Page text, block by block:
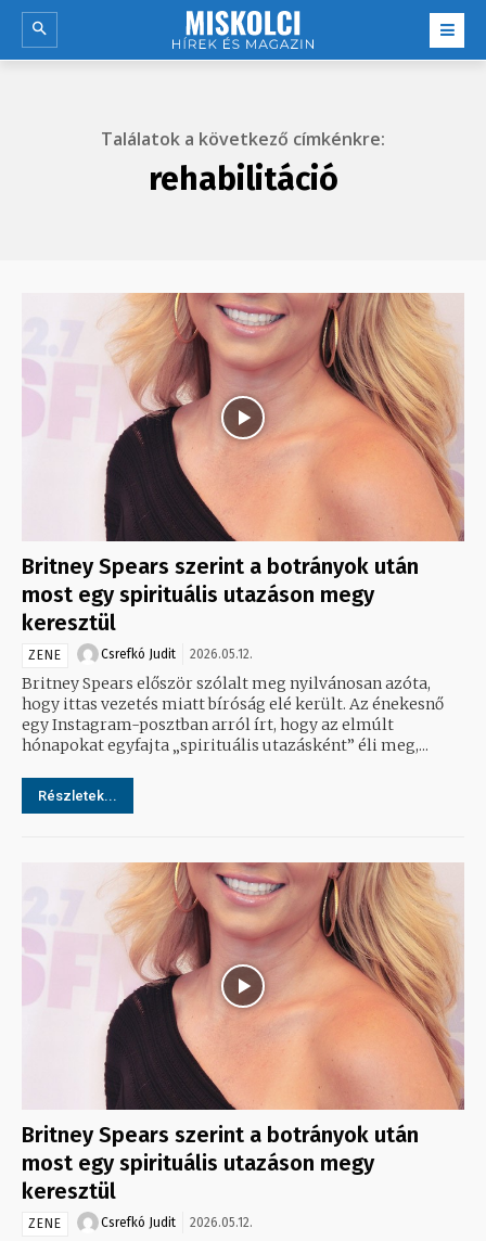
Találatok a következő címkénkre:
rehabilitáció
Britney Spears szerint a botrányok után
most egy spirituális utazáson megy
keresztül
ZENE Csrefkó Judit 2026.05.12.
Britney Spears először szólalt meg nyilvánosan azóta,
hogy ittas vezetés miatt bíróság elé került. Az énekesnő
egy Instagram-posztban arról írt, hogy az elmúlt
hónapokat egyfajta „spirituális utazásként” éli meg,...
Részletek...
Britney Spears szerint a botrányok után
most egy spirituális utazáson megy
keresztül
ZENE Csrefkó Judit 2026.05.12.